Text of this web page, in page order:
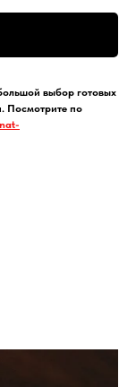
выбор готовых
Посмотрите по